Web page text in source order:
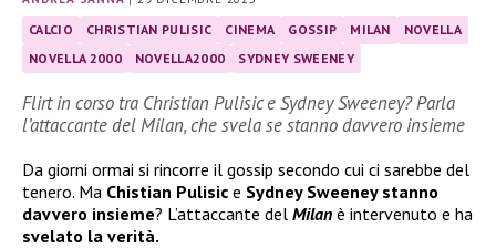
CALCIO CHRISTIAN PULISIC CINEMA GOSSIP MILAN
NOVELLA
NOVELLA 2000
NOVELLA2000 SYDNEY SWEENEY
Flirt in corso tra Christian Pulisic e Sydney Sweeney? Parla
l’attaccante del Milan, che svela se stanno davvero insieme
Da giorni ormai si rincorre il gossip secondo cui ci sarebbe del
tenero. Ma Chistian Pulisic e Sydney Sweeney stanno
davvero insieme? L’attaccante del Milan è intervenuto e ha
svelato la verità.